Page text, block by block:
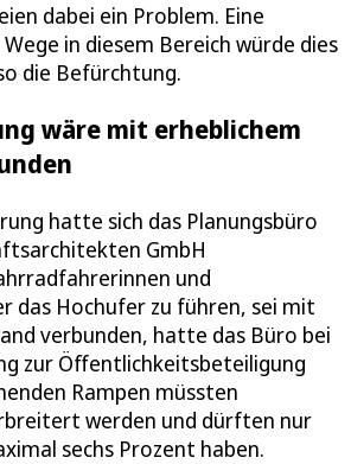
dabei ein Problem. Eine
in diesem Bereich würde dies
die Befürchtung.
wäre mit erheblichem
hatte sich das Planungsbüro
GmbH
und
das Hochufer zu führen, sei mit
verbunden, hatte das Büro bei
zur Öffentlichkeitsbeteiligung
Rampen müssten
werden und dürften nur
sechs Prozent haben.